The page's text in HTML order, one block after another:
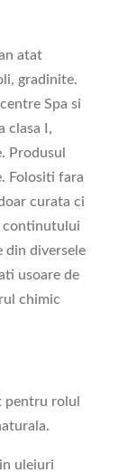
atat
gradinite.
Spa si
clasa I,
Produsul
Folositi fara
curata ci
continutului
din diversele
usoare de
chimic
pentru rolul
uleiuri